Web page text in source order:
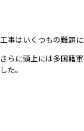
工事はいくつもの難題に
さらに頭上には多国籍
した。